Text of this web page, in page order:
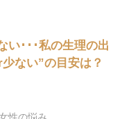
い･･･私の生理の出
ない”の目安は？